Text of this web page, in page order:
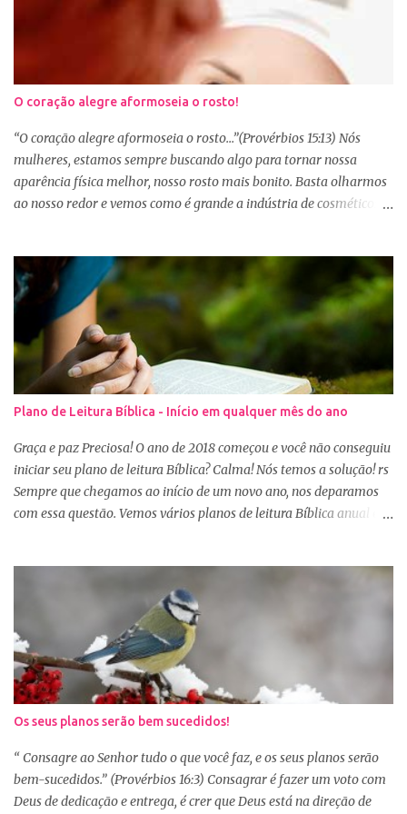
O coração alegre aformoseia o rosto!
“O coração alegre aformoseia o rosto...”(Provérbios 15:13) Nós
mulheres, estamos sempre buscando algo para tornar nossa
aparência física melhor, nosso rosto mais bonito. Basta olharmos
ao nosso redor e vemos como é grande a indústria de cosméticos e
se maquiar e testam produtos. Não é errado gostar de se cuidar e
buscar conhecimento de como ficar mais bonita e atraente. Eu
também gosto de maquiagem e dicas de beleza, no entanto,
precisamos cuidar primeiramente da nossa beleza interior. A
verdade é que, muitas de nós buscamos de forma desenfreada
ficarmos mais bonitas por fora tentando nos afirmar, e mostrar
que temos algum valor, porque nossos corações estão cheios de
amargura e traumas causados por situações que vivenciamos. O
Sábio rei Salomão nós dá uma dica de beleza no livro de
Provérbios dizendo que o coração alegre aformoseia o rosto. A
alegr...
Plano de Leitura Bíblica - Início em qualquer mês do ano
Graça e paz Preciosa! O ano de 2018 começou e você não conseguiu
iniciar seu plano de leitura Bíblica? Calma! Nós temos a solução! rs
Sempre que chegamos ao início de um novo ano, nos deparamos
com essa questão. Vemos vários planos de leitura Bíblica anual e
janeiro, principalmente as mulheres que muitas vezes recebem os
familiares em casa e precisam preparar várias coisas, ou então
aquela viagem de férias, e os dias se passaram e você não iniciou
sua leitura. E quando pegamos um plano de leitura Bíblica que
começa no dia primeiro de janeiro e percebemos que já estamos
no dia 20, desanimamos e acabamos deixando para o próximo
ano e assim vai... Outra situação que desanima é iniciar lendo
vários capítulos por dia, muitas até conseguem iniciar no dia
primeiro de janeiro, mas como não estão acostumas com a leitura
e também com a dificuldade de entendi...
Os seus planos serão bem sucedidos!
“ Consagre ao Senhor tudo o que você faz, e os seus planos serão
bem-sucedidos.” (Provérbios 16:3) Consagrar é fazer um voto com
Deus de dedicação e entrega, é crer que Deus está na direção de